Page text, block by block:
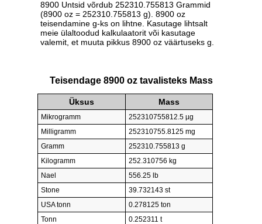
8900 Untsid võrdub 252310.755813 Grammid
(8900 oz = 252310.755813 g). 8900 oz
teisendamine g-ks on lihtne. Kasutage lihtsalt
meie ülaltoodud kalkulaatorit või kasutage
valemit, et muuta pikkus 8900 oz väärtuseks g.
Teisendage 8900 oz tavalisteks Mass
Üksus Mass
Mikrogramm
252310755812.5 µg
Milligramm
252310755.8125 mg
Gramm
252310.755813 g
Kilogramm
252.310756 kg
Nael
556.25 lb
Stone
39.732143 st
USA tonn
0.278125 ton
Tonn
0.252311 t